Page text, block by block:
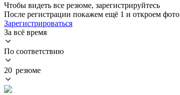
Чтобы видеть все резюме, зарегистрируйтесь
После регистрации покажем ещё 1 и откроем фото
Зарегистрироваться
За всё время
По соответствию
20 резюме